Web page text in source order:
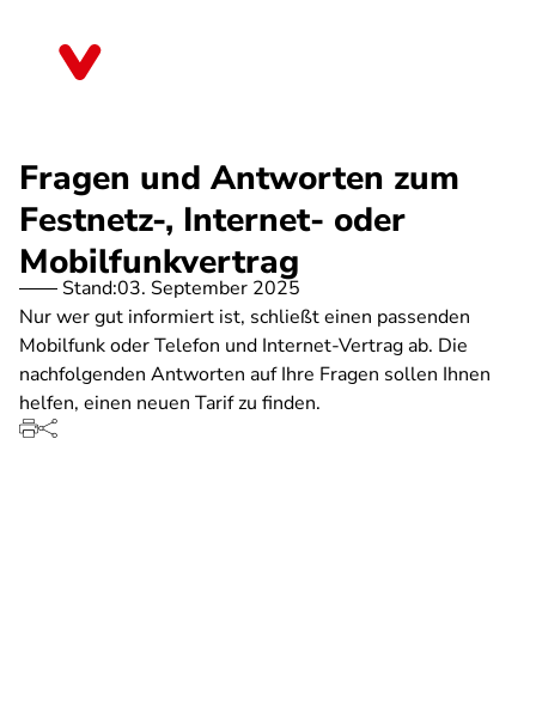
Fragen und Antworten zum
Festnetz-, Internet- oder
Mobilfunkvertrag
Stand:03. September 2025
Nur wer gut informiert ist, schließt einen passenden
Mobilfunk oder Telefon und Internet-Vertrag ab. Die
nachfolgenden Antworten auf Ihre Fragen sollen Ihnen
helfen, einen neuen Tarif zu finden.